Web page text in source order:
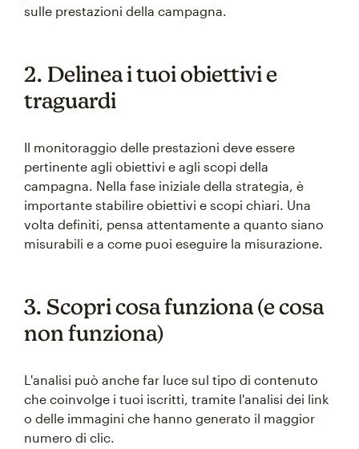
sulle prestazioni della campagna.
2. Delinea i tuoi obiettivi e
traguardi
Il monitoraggio delle prestazioni deve essere
pertinente agli obiettivi e agli scopi della
campagna. Nella fase iniziale della strategia, è
importante stabilire obiettivi e scopi chiari. Una
volta definiti, pensa attentamente a quanto siano
misurabili e a come puoi eseguire la misurazione.
3. Scopri cosa funziona (e cosa
non funziona)
L'analisi può anche far luce sul tipo di contenuto
che coinvolge i tuoi iscritti, tramite l'analisi dei link
o delle immagini che hanno generato il maggior
numero di clic.